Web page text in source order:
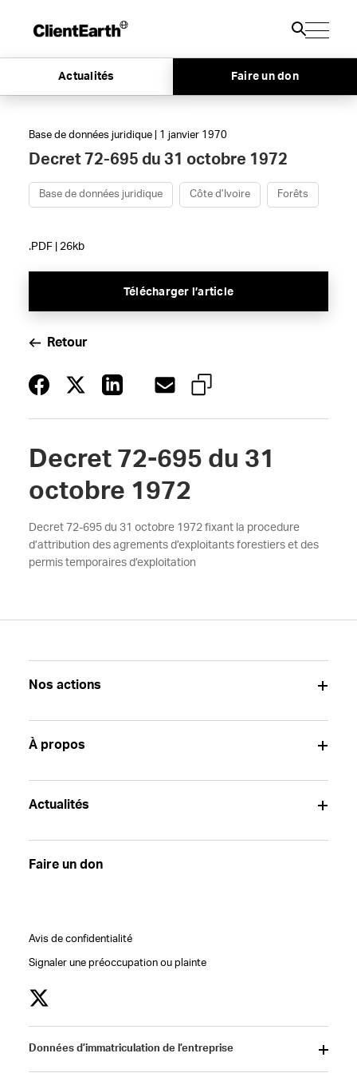
Actualités Faire un don
Base de données juridique | 1 janvier 1970
Decret 72-695 du 31 octobre 1972
Base de données juridique Côte d’Ivoire Forêts
.PDF | 26kb
Télécharger l’article
Retour
Decret 72-695 du 31
octobre 1972
Decret 72-695 du 31 octobre 1972 fixant la procedure
d’attribution des agrements d’exploitants forestiers et des
permis temporaires d’exploitation
Nos actions
À propos
Actualités
Faire un don
Avis de confidentialité
Signaler une préoccupation ou plainte
Données d’immatriculation de l’entreprise